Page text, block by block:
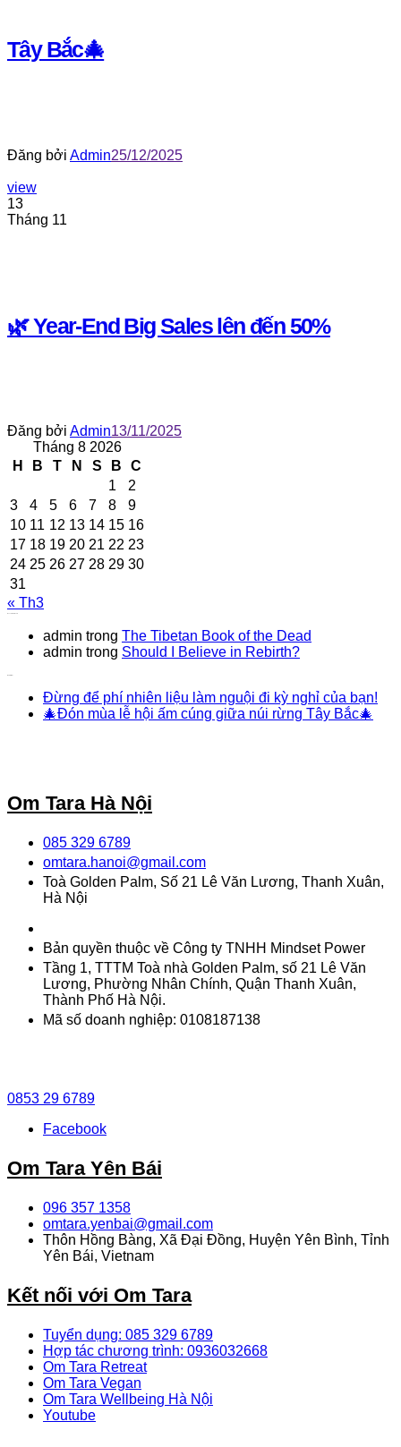
Tây Bắc🎄
Đăng bởi Admin25/12/2025
view
13
Tháng 11
🌿 Year-End Big Sales lên đến 50%
Đăng bởi Admin13/11/2025
Tháng 8 2026
H
B T N S B
C
1
2
3
4 5 6 7 8
9
10 11 12 13 14 15 16
17 18 19 20 21 22 23
24 25 26 27 28 29 30
31
« Th3
admin trong The Tibetan Book of the Dead
admin trong Should I Believe in Rebirth?
Đừng để phí nhiên liệu làm nguội đi kỳ nghỉ của bạn!
🎄Đón mùa lễ hội ấm cúng giữa núi rừng Tây Bắc🎄
Om Tara Hà Nội
085 329 6789
omtara.hanoi@gmail.com
Toà Golden Palm, Số 21 Lê Văn Lương, Thanh Xuân,
Hà Nội
Bản quyền thuộc về Công ty TNHH Mindset Power
Tầng 1, TTTM Toà nhà Golden Palm, số 21 Lê Văn
Lương, Phường Nhân Chính, Quận Thanh Xuân,
Thành Phố Hà Nội.
Mã số doanh nghiệp: 0108187138
0853 29 6789
Facebook
Om Tara Yên Bái
096 357 1358
omtara.yenbai@gmail.com
Thôn Hồng Bàng, Xã Đại Đồng, Huyện Yên Bình, Tỉnh
Yên Bái, Vietnam
Kết nối với Om Tara
Tuyển dụng: 085 329 6789
Hợp tác chương trình: 0936032668
Om Tara Retreat
Om Tara Vegan
Om Tara Wellbeing Hà Nội
Youtube